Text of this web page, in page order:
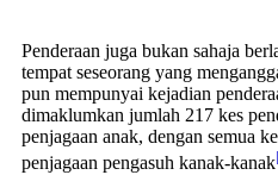
Penderaan juga bukan sahaja
tempat seseorang yang
pun mempunyai kejadian
dimaklumkan jumlah 217 kes
penjagaan anak, dengan semua
penjagaan pengasuh kanak-kanak